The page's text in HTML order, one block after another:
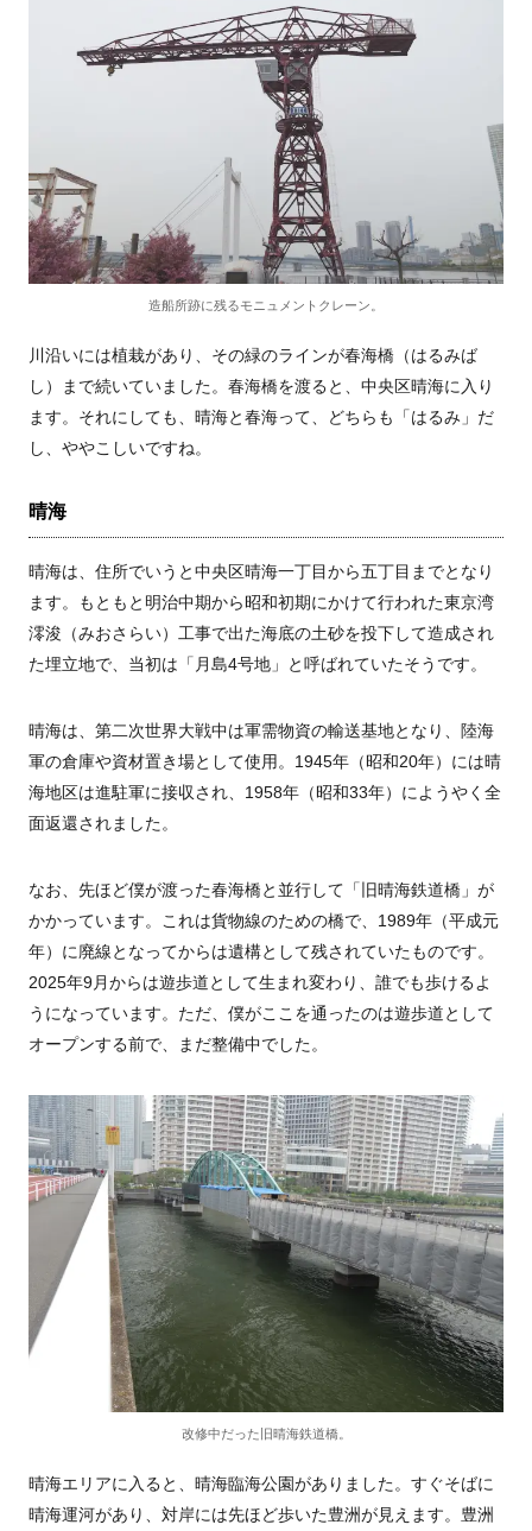
造船所跡に残るモニュメントクレーン。
川沿いには植栽があり、その緑のラインが春海橋（はるみば
し）まで続いていました。春海橋を渡ると、中央区晴海に入り
ます。それにしても、晴海と春海って、どちらも「はるみ」だ
し、ややこしいですね。
晴海
晴海は、住所でいうと中央区晴海一丁目から五丁目までとなり
ます。もともと明治中期から昭和初期にかけて行われた東京湾
澪浚（みおさらい）工事で出た海底の土砂を投下して造成され
た埋立地で、当初は「月島4号地」と呼ばれていたそうです。
晴海は、第二次世界大戦中は軍需物資の輸送基地となり、陸海
軍の倉庫や資材置き場として使用。1945年（昭和20年）には晴
海地区は進駐軍に接収され、1958年（昭和33年）にようやく全
面返還されました。
なお、先ほど僕が渡った春海橋と並行して「旧晴海鉄道橋」が
かかっています。これは貨物線のための橋で、1989年（平成元
年）に廃線となってからは遺構として残されていたものです。
2025年9月からは遊歩道として生まれ変わり、誰でも歩けるよ
うになっています。ただ、僕がここを通ったのは遊歩道として
オープンする前で、まだ整備中でした。
改修中だった旧晴海鉄道橋。
晴海エリアに入ると、晴海臨海公園がありました。すぐそばに
晴海運河があり、対岸には先ほど歩いた豊洲が見えます。豊洲